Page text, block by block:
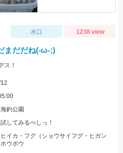
水口 1238 view
まだだね(-ω-;)
ス！
釣公園
してみるべしっ！
イカ・フグ（ショウサイフグ・ヒガン
ウボウ